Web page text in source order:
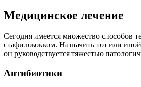
Медицинское лечение
Сегодня имеется множество способов
стафилококком. Назначить тот или
он руководствуется тяжестью
Антибиотики